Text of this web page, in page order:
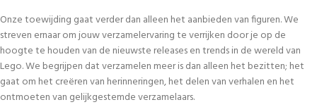
Onze toewijding gaat verder dan alleen het aanbieden van figuren. We
streven ernaar om jouw verzamelervaring te verrijken door je op de
hoogte te houden van de nieuwste releases en trends in de wereld van
Lego. We begrijpen dat verzamelen meer is dan alleen het bezitten; het
gaat om het creëren van herinneringen, het delen van verhalen en het
ontmoeten van gelijkgestemde verzamelaars.